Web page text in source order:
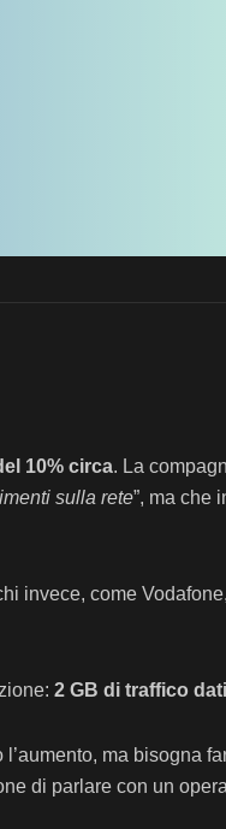
10% circa. La
sulla rete”, ma che
invece, come
2 GB di traffico
ma bisogna
di parlare con un